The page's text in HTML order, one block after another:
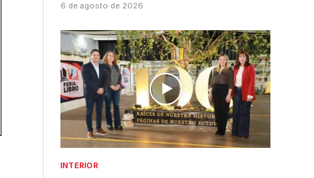
6 de agosto de 2026
INTERIOR